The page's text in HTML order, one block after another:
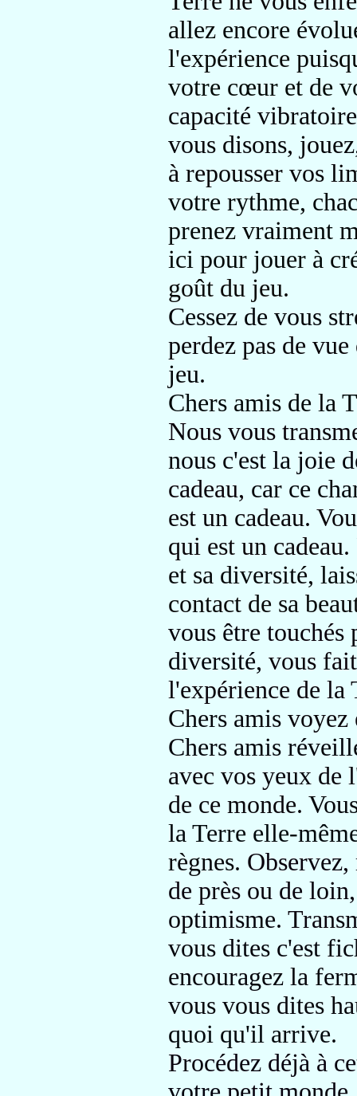
allez encore
l'expérience
votre cœur et de
capacité
vous disons,
à repousser vos
votre rythme,
prenez vraiment
ici pour jouer à
goût du jeu.
Cessez de vous
perdez pas de
jeu.
Chers amis de la
Nous vous
nous c'est la joie
cadeau, car ce
est un cadeau.
qui est un cadeau.
et sa diversité,
contact de sa
vous être touchés
diversité, vous
l'expérience de la
Chers amis voyez
Chers amis
avec vos yeux de
de ce monde.
la Terre elle-
règnes.
de près ou de
optimisme.
vous dites c'est
encouragez la
vous vous dites
quoi qu'il arrive.
Procédez déjà à